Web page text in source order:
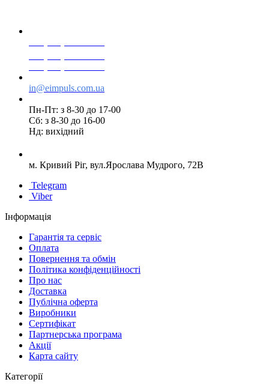
in@eimpuls.com.ua
Пн-Пт: з 8-30 до 17-00
Сб: з 8-30 до 16-00
Нд: вихідний
м. Кривий Ріг, вул.Ярослава Мудрого, 72В
Telegram
Viber
Інформація
Гарантія та сервіс
Оплата
Повернення та обмін
Політика конфіденційності
Про нас
Доставка
Публічна оферта
Виробники
Сертифікат
Партнерська програма
Акції
Карта сайту
Категорії